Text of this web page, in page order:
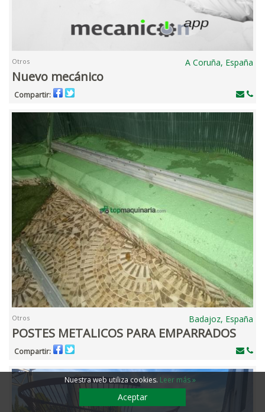
Otros A Coruña, España
Nuevo mecánico
Compartir:
Otros Badajoz, España
POSTES METALICOS PARA EMPARRADOS
Compartir:
Nuestra web utiliza cookies. Leer más »
Aceptar